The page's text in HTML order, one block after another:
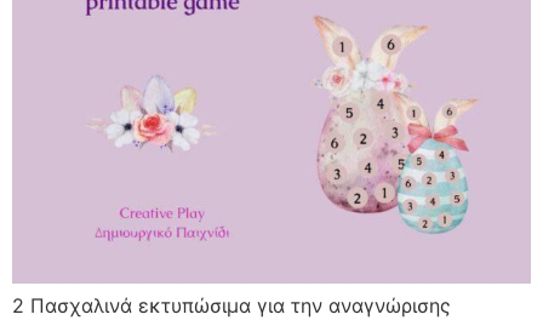
2 Πασχαλινά εκτυπώσιμα για την αναγνώρισης